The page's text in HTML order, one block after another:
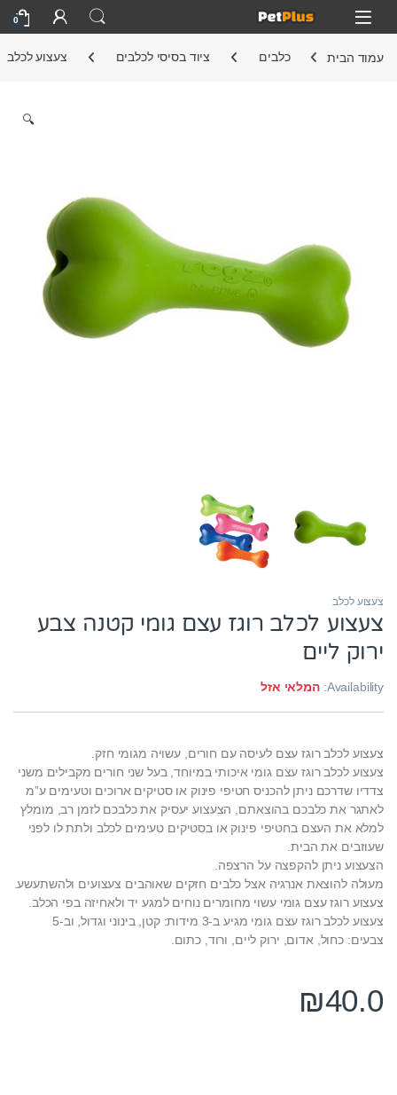
Skip to navigation
Skip to content
Open
0
עמוד הבית כלבים ציוד בסיסי לכלבים צעצוע לכלב
🔍
צעצוע לכלב
צעצוע לכלב רוגז עצם גומי קטנה צבע
ירוק ליים
Availability: המלאי אזל
צעצוע לכלב רוגז עצם לעיסה עם חורים, עשויה מגומי חזק.
צעצוע לכלב רוגז עצם גומי איכותי במיוחד, בעל שני חורים מקבילים משני
צדדיו שדרכם ניתן להכניס חטיפי פינוק או סטיקים ארוכים וטעימים ע”מ
לאתגר את כלבכם בהוצאתם, הצעצוע יעסיק את כלבכם לזמן רב, מומלץ
למלא את העצם בחטיפי פינוק או בסטיקים טעימים לכלב ולתת לו לפני
שעוזבים את הבית.
הצעצוע ניתן להקפצה על הרצפה.
מעולה להוצאת אנרגיה אצל כלבים חזקים שאוהבים צעצועים ולהשתעשע.
צעצוע רוגז עצם גומי עשוי מחומרים נוחים למגע יד ולאחיזה בפי הכלב.
צעצוע לכלב רוגז עצם גומי מגיע ב-3 מידות: קטן, בינוני וגדול, וב-5
צבעים: כחול, אדום, ירוק ליים, ורוד, כתום.
₪40.0